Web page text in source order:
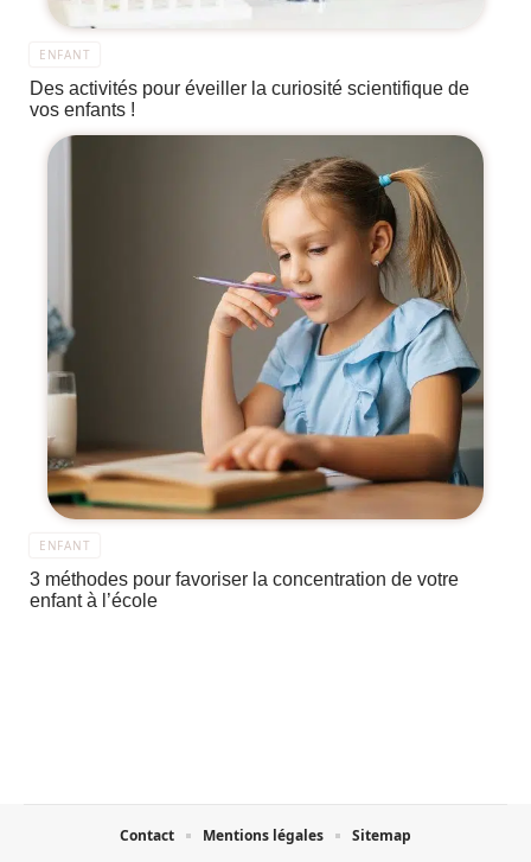
ENFANT
Des activités pour éveiller la curiosité scientifique de
vos enfants !
ENFANT
3 méthodes pour favoriser la concentration de votre
enfant à l’école
Contact Mentions légales Sitemap